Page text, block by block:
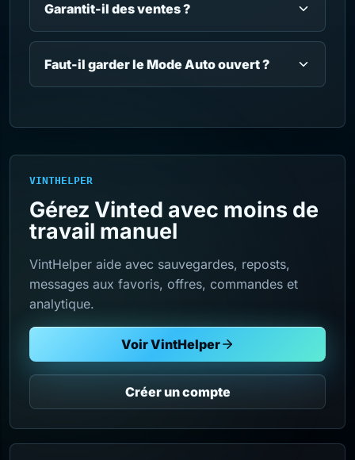
Garantit-il des ventes ?
Faut-il garder le Mode Auto ouvert ?
VINTHELPER
Gérez Vinted avec moins de
travail manuel
VintHelper aide avec sauvegardes, reposts,
messages aux favoris, offres, commandes et
analytique.
Voir VintHelper
Créer un compte